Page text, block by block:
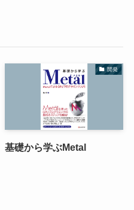
開発
基礎から学ぶMetal